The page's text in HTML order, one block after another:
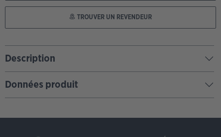
TROUVER UN REVENDEUR
Description
Données produit